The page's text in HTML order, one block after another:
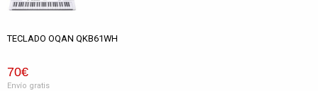
TECLADO OQAN QKB61WH
70€
Envío gratis